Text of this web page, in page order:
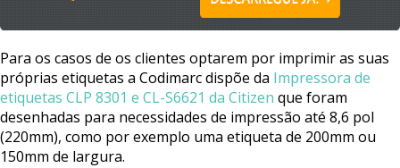
Para os casos de os clientes optarem por imprimir as suas
próprias etiquetas a Codimarc dispõe da Impressora de
etiquetas CLP 8301 e CL-S6621 da Citizen que foram
desenhadas para necessidades de impressão até 8,6 pol
(220mm), como por exemplo uma etiqueta de 200mm ou
150mm de largura.